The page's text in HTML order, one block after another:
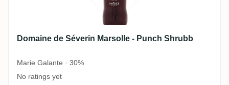
Domaine de Séverin Marsolle - Punch Shrubb
Marie Galante · 30%
No ratings yet